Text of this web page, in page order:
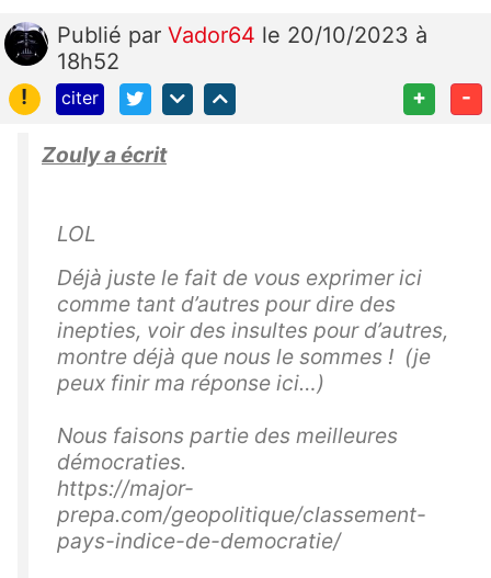
Publié par Vador64 le 20/10/2023 à
18h52
!
citer + -
Zouly a écrit
LOL
Déjà juste le fait de vous exprimer ici
comme tant d’autres pour dire des
inepties, voir des insultes pour d’autres,
montre déjà que nous le sommes ! (je
peux finir ma réponse ici…)
Nous faisons partie des meilleures
démocraties.
https://major-
prepa.com/geopolitique/classement-
pays-indice-de-democratie/